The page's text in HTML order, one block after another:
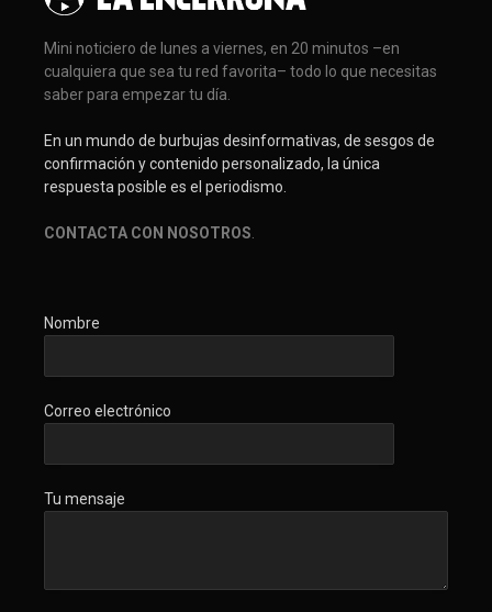
Mini noticiero de lunes a viernes, en 20 minutos –en
cualquiera que sea tu red favorita– todo lo que necesitas
saber para empezar tu día.
En un mundo de burbujas desinformativas, de sesgos de
confirmación y contenido personalizado, la única
respuesta posible es el periodismo.
CONTACTA CON NOSOTROS
Nombre
Correo electrónico
Tu mensaje